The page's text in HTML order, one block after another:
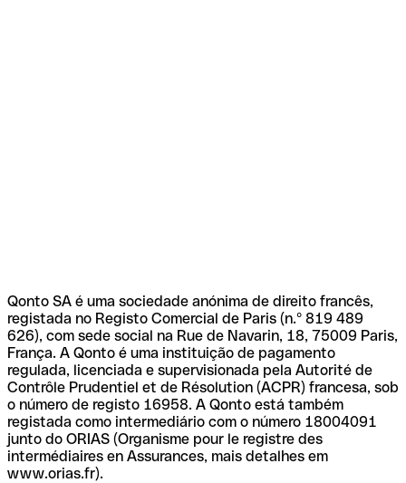
Qonto SA é uma sociedade anónima de direito francês,
registada no Registo Comercial de Paris (n.º 819 489
626), com sede social na Rue de Navarin, 18, 75009 Paris,
França. A Qonto é uma instituição de pagamento
regulada, licenciada e supervisionada pela Autorité de
Contrôle Prudentiel et de Résolution (ACPR) francesa, sob
o número de registo 16958. A Qonto está também
registada como intermediário com o número 18004091
junto do ORIAS (Organisme pour le registre des
intermédiaires en Assurances, mais detalhes em
www.orias.fr).